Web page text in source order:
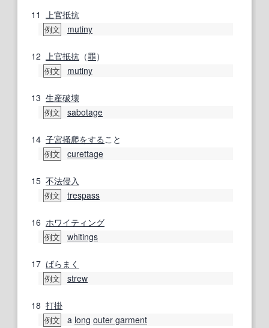
11 上官抵抗
例文 mutiny
12 上官抵抗 （罪）
例文 mutiny
13 生産破壊
例文 sabotage
14 子宮掻爬をする こと
例文 curettage
15 不法侵入
例文 trespass
16 ホワイティング
例文 whitings
17 ばらまく
例文 strew
18 打掛
例文 a long outer garment